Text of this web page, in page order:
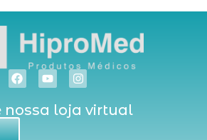
nossa loja virtual